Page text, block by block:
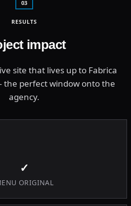
03
RESULTS
impact
site that lives up to Fabrica
the perfect window onto the
agency.
✓
ORIGINAL